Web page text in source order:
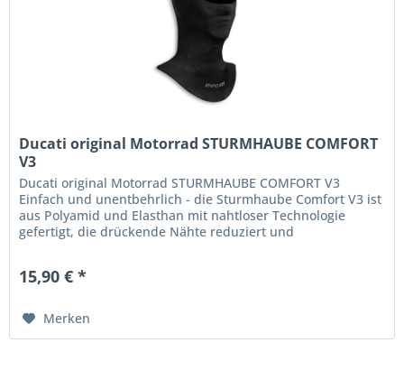
Ducati original Motorrad STURMHAUBE COMFORT
V3
Ducati original Motorrad STURMHAUBE COMFORT V3
Einfach und unentbehrlich - die Sturmhaube Comfort V3 ist
aus Polyamid und Elasthan mit nahtloser Technologie
gefertigt, die drückende Nähte reduziert und
15,90 € *
Merken